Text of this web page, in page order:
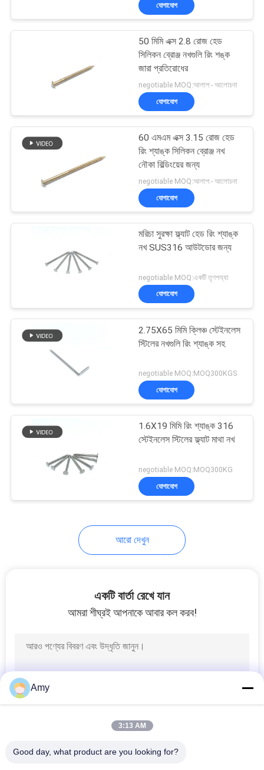
যোগাযোগ
50 মিমি এক্স 2.8 রোজ হেড
সিলিকন ব্রোঞ্জ নখগুলি রিং শঙ্ক
জারা প্রতিরোধের
negotiable MOQ:আলাপ - আলোচনা
যোগাযোগ
60 এমএম এক্স 3.15 রোজ হেড
রিং শ্যাঙ্ক সিলিকন ব্রোঞ্জ নখ
নৌকা বিল্ডিংয়ের জন্য
negotiable MOQ:আলাপ - আলোচনা
যোগাযোগ
মরিচা সুরক্ষা ফ্ল্যাট হেড রিং শ্যাঙ্ক
নখ SUS316 আউটডোর জন্য
negotiable MOQ:একটি তৃণশয্যা
যোগাযোগ
2.75X65 মিমি ক্লিঞ্চ স্টেইনলেস
স্টিলের নখগুলি রিং শ্যাঙ্ক সহ
negotiable MOQ:MOQ300KGS
যোগাযোগ
1.6X19 মিমি রিং শ্যাঙ্ক 316
স্টেইনলেস স্টিলের ফ্ল্যাট মাথা নখ
negotiable MOQ:MOQ300KG
যোগাযোগ
আরো দেখুন
একটি বার্তা রেখে যান
আমরা শীঘ্রই আপনাকে আবার কল করব!
Amy
3:13 AM
Good day, what product are you looking for?